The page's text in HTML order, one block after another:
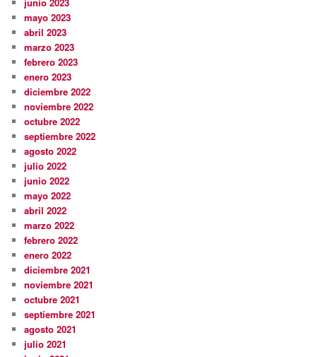
mayo 2023
abril 2023
marzo 2023
febrero 2023
enero 2023
diciembre 2022
noviembre 2022
octubre 2022
septiembre 2022
agosto 2022
julio 2022
junio 2022
mayo 2022
abril 2022
marzo 2022
febrero 2022
enero 2022
diciembre 2021
noviembre 2021
octubre 2021
septiembre 2021
agosto 2021
julio 2021